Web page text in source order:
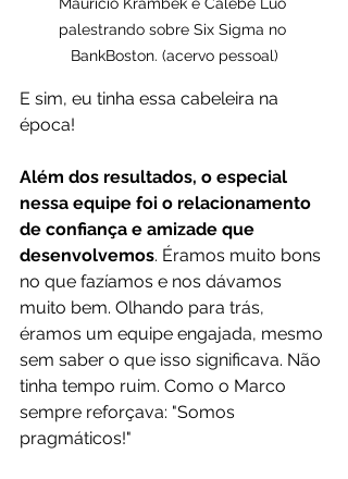
palestrando sobre Six Sigma no
BankBoston. (acervo pessoal)
E sim, eu tinha essa cabeleira na
época!
Além dos resultados, o especial
nessa equipe foi o relacionamento
de confiança e amizade que
desenvolvemos. Éramos muito bons
no que fazíamos e nos dávamos
muito bem. Olhando para trás,
éramos um equipe engajada, mesmo
sem saber o que isso significava. Não
tinha tempo ruim. Como o Marco
sempre reforçava: "Somos
pragmáticos!"